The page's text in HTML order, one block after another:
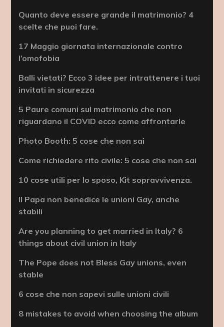
Quanto deve essere grande il matrimonio? 4
scelte che puoi fare.
17 Maggio giornata internazionale contro
l’omofobia
Balli vietati? Ecco 3 idee per intrattenere i tuoi
invitati in sicurezza
5 Paure comuni sul matrimonio che non
riguardano il COVID ecco come affrontarle
Photo Booth: 5 cose che non sai
Come richiedere rito civile: 5 cose che non sai
10 cose utili per lo sposo, Kit sopravvivenza.
Il Papa non benedice le unioni Gay, anche
stabili
Are you planning to get married in Italy? 6
things about civil union in Italy
The Pope does not Bless Gay unions, even
stable
6 cose che non sapevi sulle unioni civili
8 mistakes to avoid when choosing the album